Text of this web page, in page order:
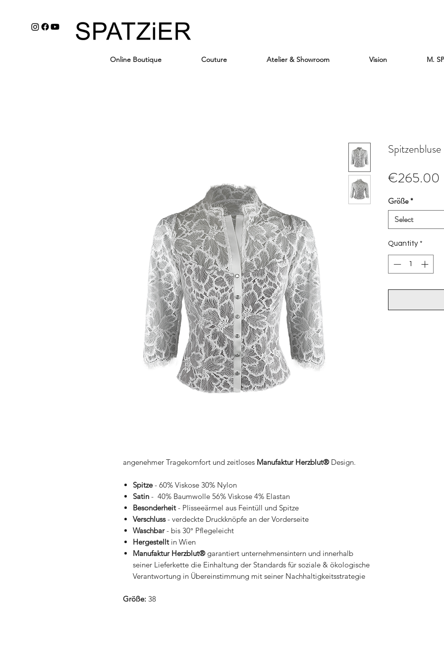
Online Boutique Couture Atelier & Showroom Vision M.
angenehmer Tragekomfort und zeitloses Manufaktur Herzblut® Design.
Spitze- 60% Viskose 30% Nylon
Satin - 40% Baumwolle 56% Viskose 4% Elastan
Besonderheit- Plisseeärmel aus Feintüll und Spitze
Verschluss- verdeckte Druckknöpfe an der Vorderseite
Waschbar- bis 30° Pflegeleicht
Hergestelltin Wien
Manufaktur Herzblut®garantiert unternehmensintern und innerhalb
seiner Lieferkette die Einhaltung der Standards für soziale & ökologische
Verantwortung in Übereinstimmung mit seiner Nachhaltigkeitsstrategie
Größe: 38
€265.00
Größe*
Select
Quantity *